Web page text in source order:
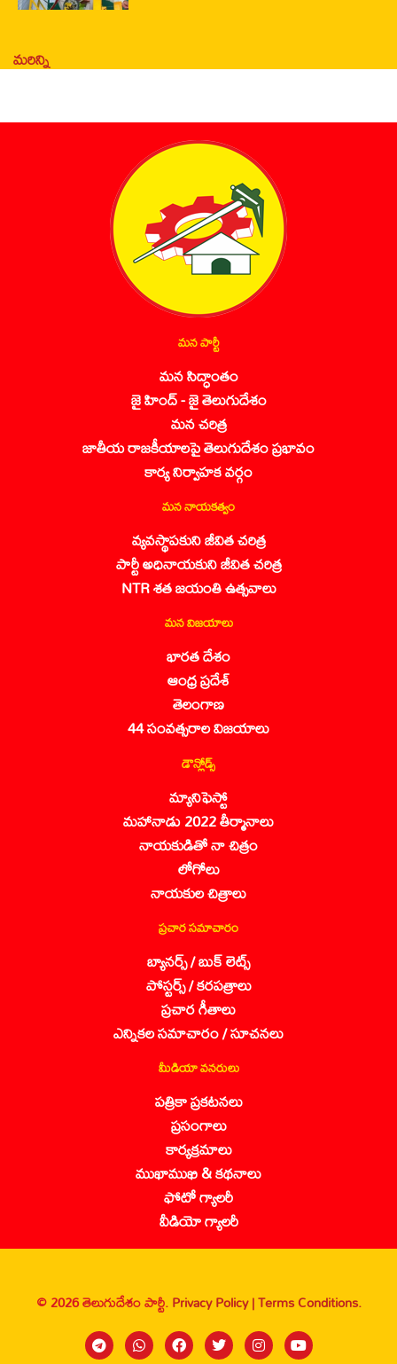
మరిన్ని
మన పార్టీ
మన సిద్ధాంతం
జై హింద్ - జై తెలుగుదేశం
మన చరిత్ర
జాతీయ రాజకీయాలపై తెలుగుదేశం ప్రభావం
కార్య నిర్వాహక వర్గం
మన నాయకత్వం
వ్యవస్థాపకుని జీవిత చరిత్ర
పార్టీ అధినాయకుని జీవిత చరిత్ర
NTR శత జయంతి ఉత్సవాలు
మన విజయాలు
భారత దేశం
ఆంధ్ర ప్రదేశ్
తెలంగాణ
44 సంవత్సరాల విజయాలు
డౌన్లోడ్స్
మ్యానిఫెస్టో
మహానాడు 2022 తీర్మానాలు
నాయకుడితో నా చిత్రం
లోగోలు
నాయకుల చిత్రాలు
ప్రచార సమాచారం
బ్యానర్స్ / బుక్ లెట్స్
పోస్టర్స్ / కరపత్రాలు
ప్రచార గీతాలు
ఎన్నికల సమాచారం / సూచనలు
మీడియా వనరులు
పత్రికా ప్రకటనలు
ప్రసంగాలు
కార్యక్రమాలు
ముఖాముఖి & కథనాలు
ఫోటో గ్యాలరీ
వీడియో గ్యాలరీ
© 2026 తెలుగుదేశం పార్టీ.Privacy Policy |Terms Conditions.